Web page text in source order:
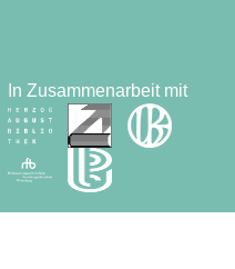
In Zusammenarbeit mit